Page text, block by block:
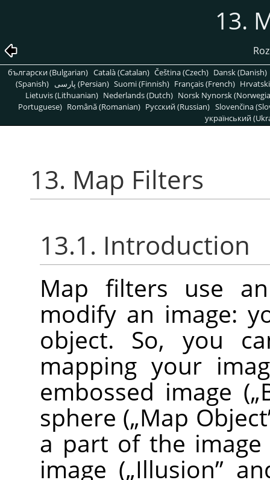
13.
български (Bulgarian) Català (Catalan) Čeština (Czech) Dansk (Danish)
(Spanish)
پارسی (Persian) Suomi (Finnish) Français (French)
Lietuvis (Lithuanian) Nederlands (Dutch) Norsk Nynorsk
Portuguese) Română (Romanian) Pусский (Russian) Slovenčina
український
13. Map Filters
13.1. Introduction
Map filters use
modify an image:
object. So, you
mapping your
embossed image („
sphere („Map Object
a part of the
image („Illusion”